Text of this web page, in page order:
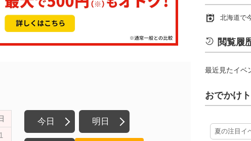
今日 明日
北海道で
閲覧履
最近見たイベ
おでかけ
夏の注目イ